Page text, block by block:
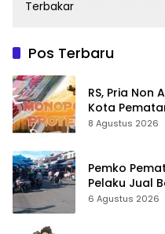
Pos Terbaru
RS, Pria Non
Kota
Proyek ke
8 Agustus 2026
Pemko
Pelaku Jual
6 Agustus 2026